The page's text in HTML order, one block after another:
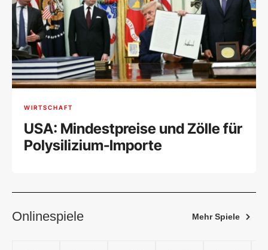
WIRTSCHAFT
USA: Mindestpreise und Zölle für
Polysilizium-Importe
Onlinespiele Mehr Spiele